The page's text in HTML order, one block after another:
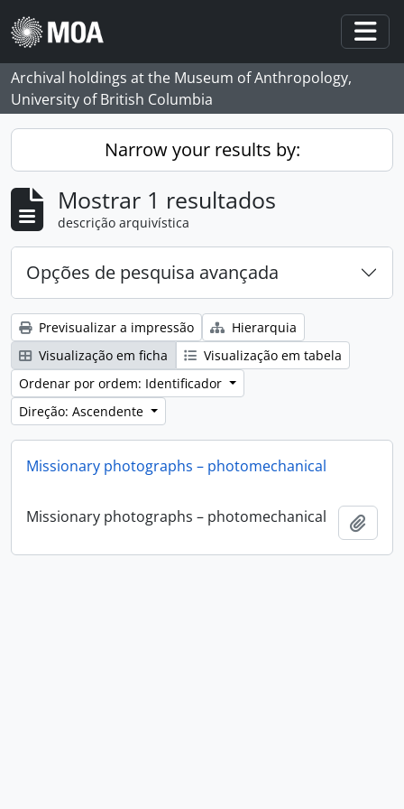
Skip to main content
Archival holdings at the Museum of Anthropology,
University of British Columbia
Narrow your results by:
Mostrar 1 resultados
descrição arquivística
Opções de pesquisa avançada
Previsualizar a impressão
Hierarquia
Visualização em ficha
Visualização em tabela
Ordenar por ordem: Identificador
Direção: Ascendente
Missionary photographs – photomechanical
Missionary photographs – photomechanical